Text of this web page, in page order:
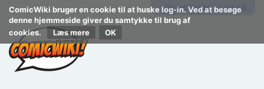
ComicWiki bruger en cookie til at huske log-in. Ved at besøge
denne hjemmeside giver du samtykke til brug af
cookies.
Læs mere
Opret konto Log på